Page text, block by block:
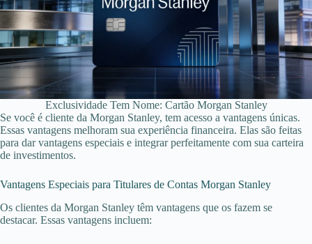
Exclusividade Tem Nome: Cartão Morgan Stanley
Se você é cliente da Morgan Stanley, tem acesso a vantagens únicas.
Essas vantagens melhoram sua experiência financeira. Elas são feitas
para dar vantagens especiais e integrar perfeitamente com sua carteira
de investimentos.
Vantagens Especiais para Titulares de Contas Morgan Stanley
Os clientes da Morgan Stanley têm vantagens que os fazem se
destacar. Essas vantagens incluem: